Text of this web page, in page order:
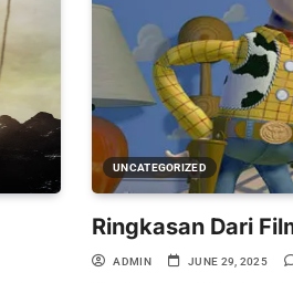
UNCATEGORIZED
Ringkasan Dari
ADMIN JUNE 29, 2025